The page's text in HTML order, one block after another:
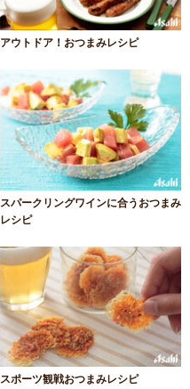
アウトドア！おつまみレシピ
スパークリングワインに合うおつまみ
レシピ
スポーツ観戦おつまみレシピ